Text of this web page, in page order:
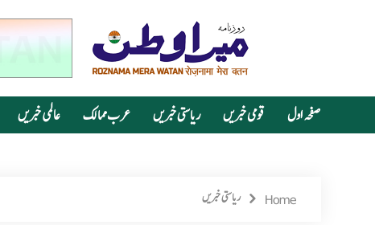
صفحہ اول قومی خبریں ریاستی خبریں عرب ممالک عالمی خبریں
Home ریاستی خبریں